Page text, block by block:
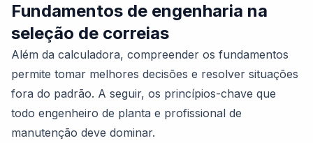
Fundamentos de engenharia na
seleção de correias
Além da calculadora, compreender os fundamentos
permite tomar melhores decisões e resolver situações
fora do padrão. A seguir, os princípios-chave que
todo engenheiro de planta e profissional de
manutenção deve dominar.